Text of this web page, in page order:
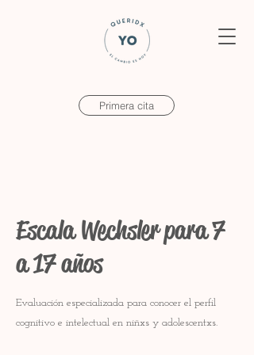
Primera cita
Escala Wechsler para 7
a 17 años
Evaluación especializada para conocer el perfil
cognitivo e intelectual en niñxs y adolescentxs.